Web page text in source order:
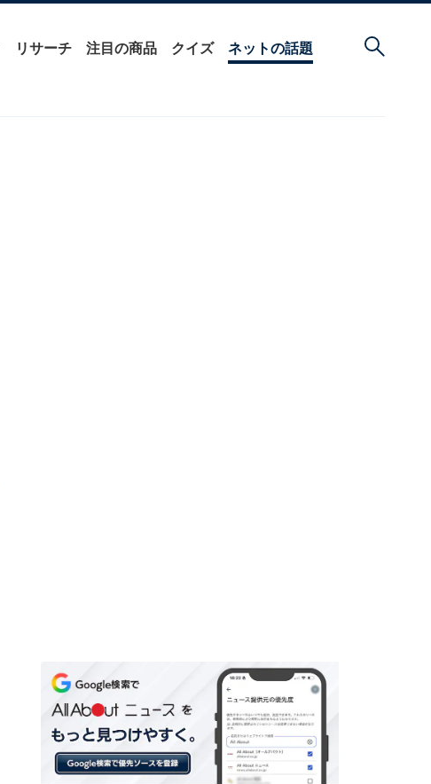
リサーチ 注目の商品 クイズ ネットの話題